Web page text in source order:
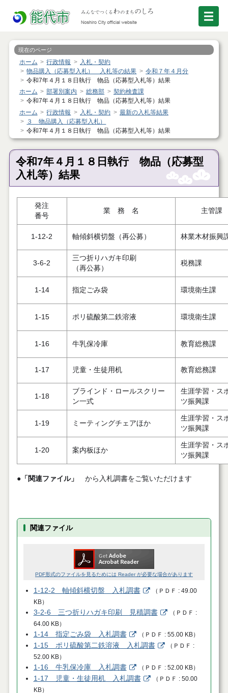
現在のページ
ホーム 行政情報
入札・契約
物品購入（応募型入札） 入札等の結果
令和７年４月分
令和7年４月１８日執行 物品（応募型入札等）結果
ホーム
部署別案内 総務部
契約検査課
令和7年４月１８日執行 物品（応募型入札等）結果
ホーム
行政情報 入札・契約
最新の入札等結果
３ 物品購入（応募型入札）
令和7年４月１８日執行 物品（応募型入札等）結果
令和7年４月１８日執行 物品（応募型
入札等）結果
発注
番号
業 務 名 主管課
1-12-2 軸傾斜横切盤（再公募） 林業木材振興
3-6-2
三つ折りハガキ印刷
（再公募）
税務課
1-14 指定ごみ袋 環境衛生課
1-15 ポリ硫酸第二鉄溶液 環境衛生課
1-16 牛乳保冷庫 教育総務課
1-17 児童・生徒用机 教育総務課
1-18
ブラインド・ロールスクリー
ン一式
生涯学習・ス
ツ振興課
1-19 ミーティングチェアほか
生涯学習・ス
ツ振興課
1-20 案内板ほか
生涯学習・ス
ツ振興課
●「関連ファイル」 から入札調書をご覧いただけます
関連ファイル
PDF形式のファイルを見るためには Reader が必要な場合があります
1-12-2 軸傾斜横切盤 入札調書 （ ＰＤＦ
49.00
KB）
3-2-6 三つ折りハガキ印刷 見積調書 （ ＰＤＦ
64.00 KB）
1-14 指定ごみ袋 入札調書 （ ＰＤＦ 55.00 KB）
1-15 ポリ硫酸第二鉄溶液 入札調書 （ ＰＤＦ
52.00 KB）
1-16 牛乳保冷庫 入札調書 （ ＰＤＦ 52.00 KB）
1-17 児童・生徒用机 入札調書 （ ＰＤＦ
50.00
KB）